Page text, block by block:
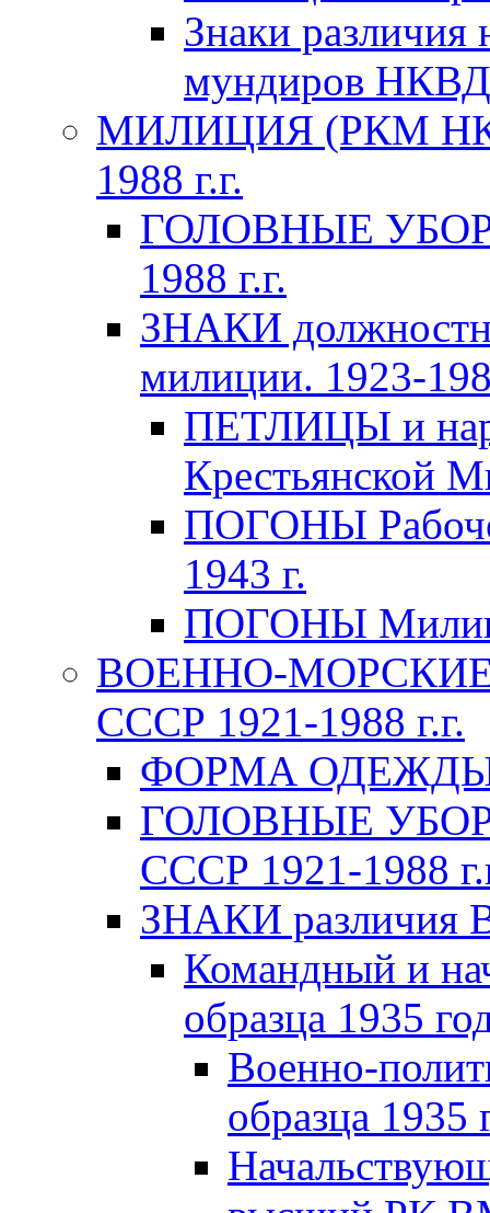
Знаки различия
мундиров
МИЛИЦИЯ (РКМ
1988 г.г.
ГОЛОВНЫЕ УБОРЫ
1988 г.г.
ЗНАКИ
милиции. 1923-
ПЕТЛИЦЫ и
Крестьянской
ПОГОНЫ
1943 г.
ПОГОНЫ
ВОЕННО-
СССР 1921-1988 г.г.
ФОРМА ОДЕЖДЫ
ГОЛОВНЫЕ
СССР 1921-1988
ЗНАКИ различия
Командный и
образца 1935
Военно-
образца 1935